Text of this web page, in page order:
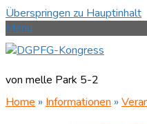
Überspringen zu Hauptinhalt
Menü
von melle Park 5-2
Home » Informationen »